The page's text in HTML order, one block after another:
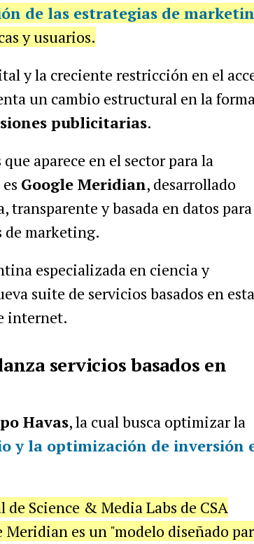
de las estrategias de
y usuarios.
y la creciente restricción en el
un cambio estructural en la
publicitarias.
aparece en el sector para la
Google Meridian, desarrollado
transparente y basada en datos para
de marketing.
especializada en ciencia y
suite de servicios basados en esta
internet.
servicios basados en
Havas, la cual busca optimizar la
y la optimización de inversión
Science & Media Labs de CSA
Meridian es un "modelo diseñado